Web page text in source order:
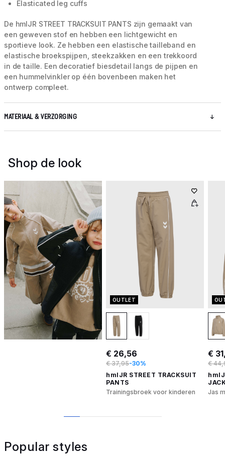
Elasticated leg cuffs
De hmlJR STREET TRACKSUIT PANTS zijn gemaakt van
een geweven stof en hebben een lichtgewicht en
sportieve look. Ze hebben een elastische tailleband en
elastische broekspijpen, steekzakken en een trekkoord
in de taille. Een decoratief biesdetail langs de pijpen en
een hummelvinkler op één bovenbeen maken het
ontwerp compleet.
MATERIAAL & VERZORGING
Shop de look
OUTLET
€ 26,56
€ 37,95-30%
hmlJR STREET TRACKSUIT
PANTS
Trainingsbroek voor kinderen
€
€
Jas
Popular styles